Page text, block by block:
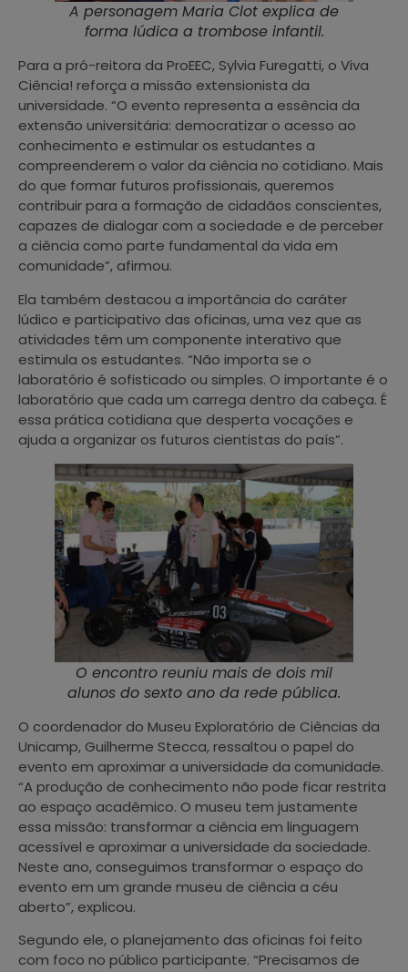
A personagem Maria Clot explica de
forma lúdica a trombose infantil.
Para a pró-reitora da ProEEC, Sylvia Furegatti, o Viva
Ciência! reforça a missão extensionista da
universidade. “O evento representa a essência da
extensão universitária: democratizar o acesso ao
conhecimento e estimular os estudantes a
compreenderem o valor da ciência no cotidiano. Mais
do que formar futuros profissionais, queremos
contribuir para a formação de cidadãos conscientes,
capazes de dialogar com a sociedade e de perceber
a ciência como parte fundamental da vida em
comunidade”, afirmou.
Ela também destacou a importância do caráter
lúdico e participativo das oficinas, uma vez que as
atividades têm um componente interativo que
estimula os estudantes. “Não importa se o
laboratório é sofisticado ou simples. O importante é o
laboratório que cada um carrega dentro da cabeça. É
essa prática cotidiana que desperta vocações e
ajuda a organizar os futuros cientistas do país”.
O encontro reuniu mais de dois mil
alunos do sexto ano da rede pública.
O coordenador do Museu Exploratório de Ciências da
Unicamp, Guilherme Stecca, ressaltou o papel do
evento em aproximar a universidade da comunidade.
“A produção de conhecimento não pode ficar restrita
ao espaço acadêmico. O museu tem justamente
essa missão: transformar a ciência em linguagem
acessível e aproximar a universidade da sociedade.
Neste ano, conseguimos transformar o espaço do
evento em um grande museu de ciência a céu
aberto”, explicou.
Segundo ele, o planejamento das oficinas foi feito
com foco no público participante. “Precisamos de